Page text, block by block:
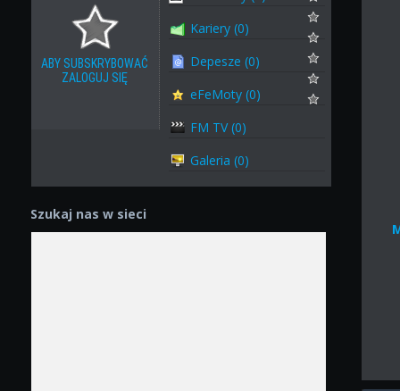
ABY SUBSKRYBOWAĆ
ZALOGUJ SIĘ
Kariery (0)
Depesze (0)
eFeMoty (0)
FM TV (0)
Galeria (0)
Szukaj nas w sieci